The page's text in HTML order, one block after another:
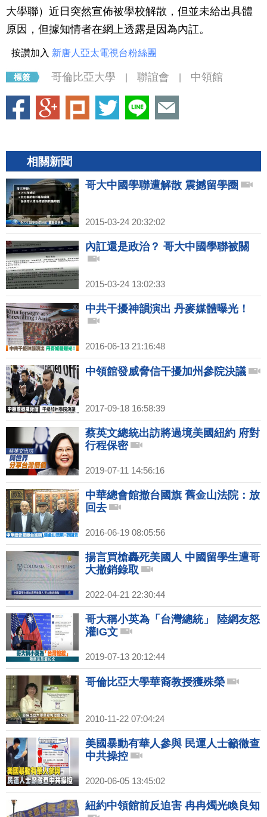
大學聯）近日突然宣佈被學校解散，但並未給出具體
原因，但據知情者在網上透露是因為內訌。
按讚加入 新唐人亞太電視台粉絲團
哥倫比亞大學 聯誼會 中領館
相關新聞
哥大中國學聯遭解散 震撼留學圈
2015-03-24 20:32:02
內訌還是政治？ 哥大中國學聯被關
2015-03-24 13:02:33
中共干擾神韻演出 丹麥媒體曝光！
2016-06-13 21:16:48
中領館發威脅信干擾加州參院決議
2017-09-18 16:58:39
蔡英文總統出訪將過境美國紐約 府對
行程保密
2019-07-11 14:56:16
中華總會館撤台國旗 舊金山法院：放
回去
2016-06-19 08:05:56
揚言買槍轟死美國人 中國留學生遭哥
大撤銷錄取
2022-04-21 22:30:44
哥大稱小英為「台灣總統」 陸網友怒
灌IG文
2019-07-13 20:12:44
哥倫比亞大學華裔教授獲殊榮
2010-11-22 07:04:24
美國暴動有華人參與 民運人士籲徹查
中共操控
2020-06-05 13:45:02
紐約中領館前反迫害 冉冉燭光喚良知